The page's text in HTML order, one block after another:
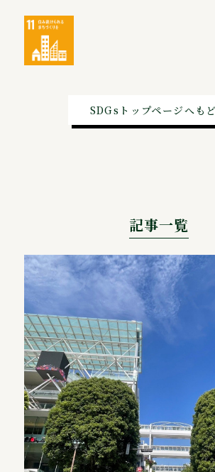
SDGsトップページへも
記事一覧